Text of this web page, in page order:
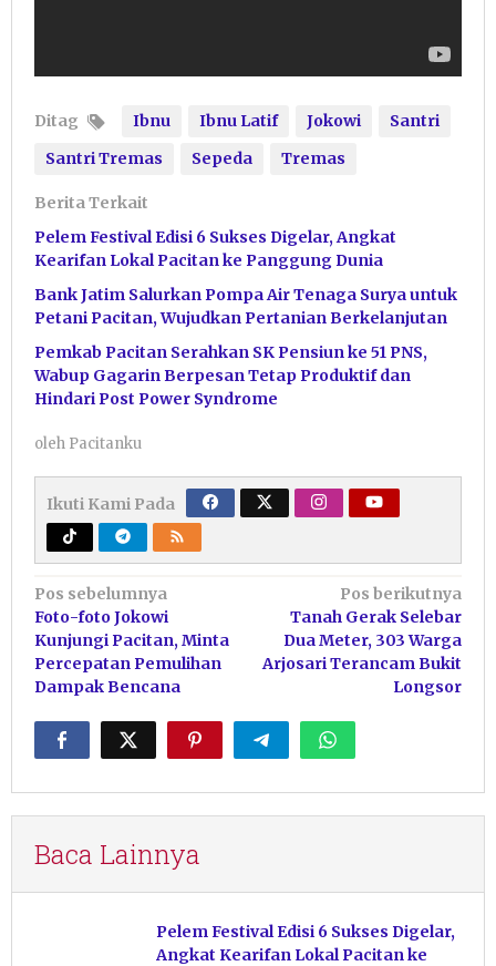
Ditag Ibnu Ibnu Latif Jokowi
Santri
Santri Tremas
Sepeda Tremas
Berita Terkait
Pelem Festival Edisi 6 Sukses Digelar, Angkat
Kearifan Lokal Pacitan ke Panggung Dunia
Bank Jatim Salurkan Pompa Air Tenaga Surya untuk
Petani Pacitan, Wujudkan Pertanian Berkelanjutan
Pemkab Pacitan Serahkan SK Pensiun ke 51 PNS,
Wabup Gagarin Berpesan Tetap Produktif dan
Hindari Post Power Syndrome
oleh Pacitanku
Ikuti Kami Pada
Navigasi
pos
Pos sebelumnya
Foto-foto Jokowi
Kunjungi Pacitan, Minta
Percepatan Pemulihan
Dampak Bencana
Pos berikutnya
Tanah Gerak Selebar
Dua Meter, 303 Warga
Arjosari Terancam Bukit
Longsor
Baca Lainnya
Pelem Festival Edisi 6 Sukses Digelar,
Angkat Kearifan Lokal Pacitan ke